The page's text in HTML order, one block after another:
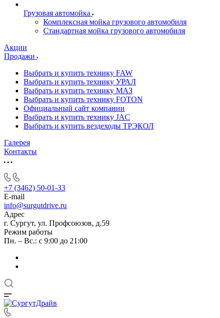
Грузовая автомойка
Комплексная мойка грузового автомобиля
Стандартная мойка грузового автомобиля
Акции
Продажи
Выбрать и купить технику FAW
Выбрать и купить технику УРАЛ
Выбрать и купить технику МАЗ
Выбрать и купить технику FOTON
Официальный сайт компании
Выбрать и купить технику JAC
Выбрать и купить вездеходы ТРЭКОЛ
Галерея
Контакты
+7 (3462) 50-01-33
E-mail
info@surgutdrive.ru
Адрес
г. Сургут, ул. Профсоюзов, д.59
Режим работы
Пн. – Вс.: с 9:00 до 21:00